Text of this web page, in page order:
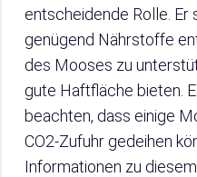
entscheidende Rolle.
genügend Nährstoffe
des Mooses zu
gute Haftfläche bieten.
beachten, dass einige
CO2-Zufuhr gedeihen
Informationen zu